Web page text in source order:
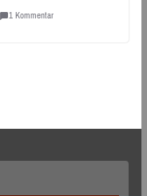
1 Kommentar